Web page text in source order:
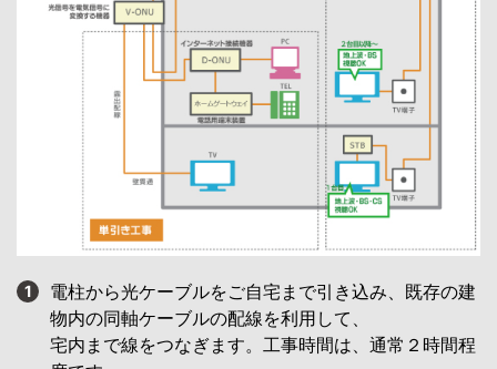
1
電柱から光ケーブルをご自宅まで引き込み、既存の建
物内の同軸ケーブルの配線を利用して、
宅内まで線をつなぎます。工事時間は、通常２時間程